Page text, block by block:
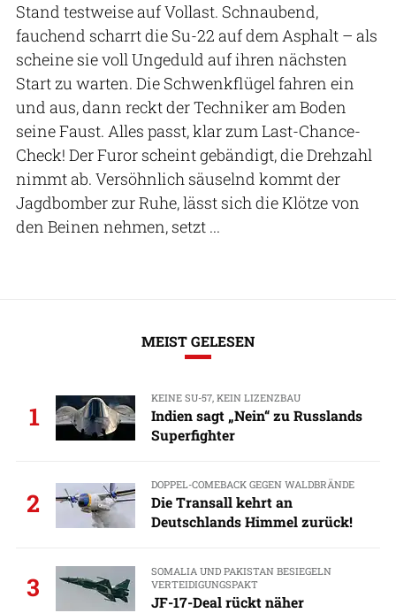
Stand testweise auf Vollast. Schnaubend,
fauchend scharrt die Su-22 auf dem Asphalt – als
scheine sie voll Ungeduld auf ihren nächsten
Start zu warten. Die Schwenkflügel fahren ein
und aus, dann reckt der Techniker am Boden
seine Faust. Alles passt, klar zum Last-Chance-
Check! Der Furor scheint gebändigt, die Drehzahl
nimmt ab. Versöhnlich säuselnd kommt der
Jagdbomber zur Ruhe, lässt sich die Klötze von
den Beinen nehmen, setzt ...
MEIST GELESEN
1
KEINE SU-57, KEIN LIZENZBAU
Indien sagt „Nein“ zu Russlands
Superfighter
2
DOPPEL-COMEBACK GEGEN WALDBRÄNDE
Die Transall kehrt an
Deutschlands Himmel zurück!
3
SOMALIA UND PAKISTAN BESIEGELN
VERTEIDIGUNGSPAKT
JF-17-Deal rückt näher